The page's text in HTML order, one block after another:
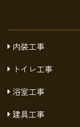
内装工事
トイレ工事
浴室工事
建具工事